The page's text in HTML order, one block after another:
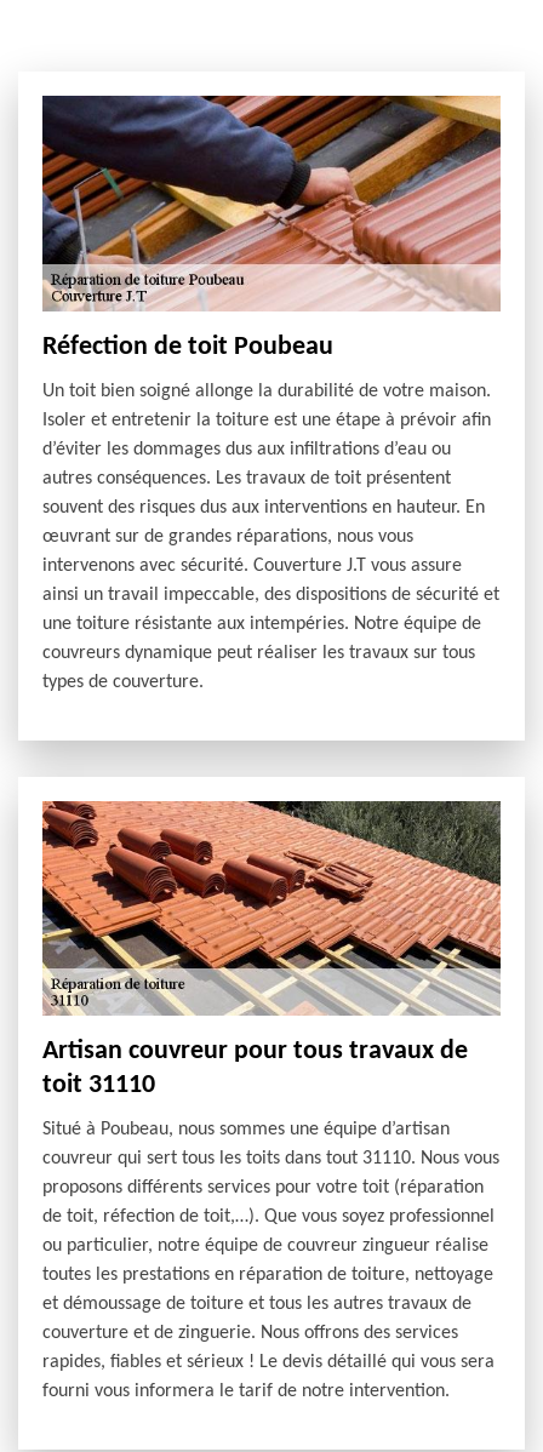
Réfection de toit Poubeau
Un toit bien soigné allonge la durabilité de votre maison.
Isoler et entretenir la toiture est une étape à prévoir afin
d’éviter les dommages dus aux infiltrations d’eau ou
autres conséquences. Les travaux de toit présentent
souvent des risques dus aux interventions en hauteur. En
œuvrant sur de grandes réparations, nous vous
intervenons avec sécurité. Couverture J.T vous assure
ainsi un travail impeccable, des dispositions de sécurité et
une toiture résistante aux intempéries. Notre équipe de
couvreurs dynamique peut réaliser les travaux sur tous
types de couverture.
Artisan couvreur pour tous travaux de
toit 31110
Situé à Poubeau, nous sommes une équipe d’artisan
couvreur qui sert tous les toits dans tout 31110. Nous vous
proposons différents services pour votre toit (réparation
de toit, réfection de toit,…). Que vous soyez professionnel
ou particulier, notre équipe de couvreur zingueur réalise
toutes les prestations en réparation de toiture, nettoyage
et démoussage de toiture et tous les autres travaux de
couverture et de zinguerie. Nous offrons des services
rapides, fiables et sérieux ! Le devis détaillé qui vous sera
fourni vous informera le tarif de notre intervention.